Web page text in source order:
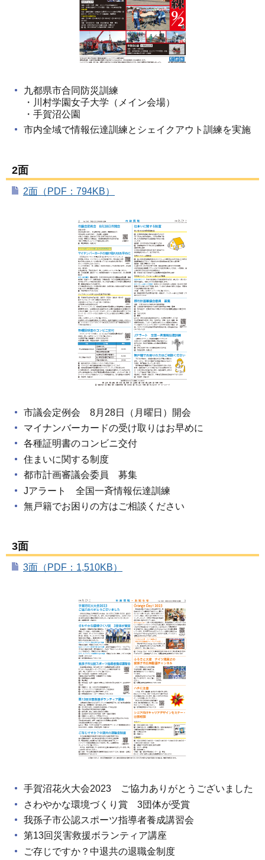
九都県市合同防災訓練
・川村学園女子大学（メイン会場）
・手賀沼公園
市内全域で情報伝達訓練とシェイクアウト訓練を実施
2面
2面（PDF：794KB）
市議会定例会 8月28日（月曜日）開会
マイナンバーカードの受け取りはお早めに
各種証明書のコンビニ交付
住まいに関する制度
都市計画審議会委員 募集
Jアラート 全国一斉情報伝達訓練
無戸籍でお困りの方はご相談ください
3面
3面（PDF：1,510KB）
手賀沼花火大会2023 ご協力ありがとうございました
さわやかな環境づくり賞 3団体が受賞
我孫子市公認スポーツ指導者養成講習会
第13回災害救援ボランティア講座
ご存じですか？中退共の退職金制度